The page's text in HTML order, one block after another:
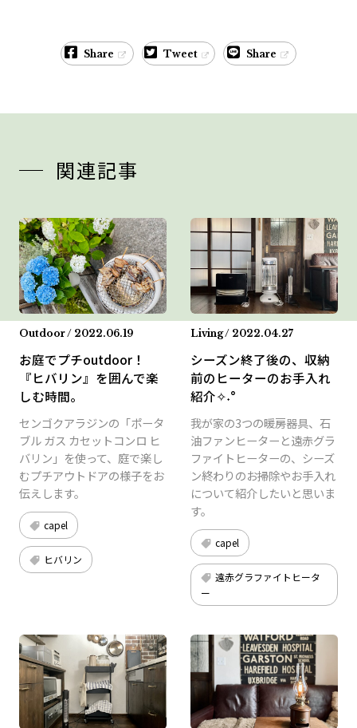
Share Tweet Share
関連記事
Outdoor / 2022.06.19
お庭でプチoutdoor！
『ヒバリン』を囲んで楽
しむ時間。
センゴクアラジンの「ポータ
ブル ガス カセットコンロ ヒ
バリン」を使って、庭で楽し
むプチアウトドアの様子をお
伝えします。
capel
ヒバリン
Living / 2022.04.27
シーズン終了後の、収納
前のヒーターのお手入れ
紹介✧˖°
我が家の3つの暖房器具、石
油ファンヒーターと遠赤グラ
ファイトヒーターの、シーズ
ン終わりのお掃除やお手入れ
について紹介したいと思いま
す。
capel
遠赤グラファイトヒータ
ー